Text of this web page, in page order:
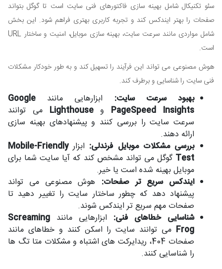
سئو تکنیکال شامل بهینه سازی فاکتورهای فنی سایت است تا گوگل بتواند
صفحات را بهتر ایندکس کند و تجربه کاربری بهتری فراهم شود. این بخش
شامل مواردی مانند سرعت سایت، بهینه سازی موبایل، امنیت و ساختار URL
است.
هوش مصنوعی می تواند این فرآیند را تسهیل کند و به طور خودکار مشکلات
فنی سایت را شناسایی و برطرف کند.
بهبود سرعت سایت: ابزارهایی مانند Google
PageSpeed Insights وLighthouse می توانند
سرعت سایت را بررسی کنند و پیشنهادهای بهینه سازی
ارائه دهند.
بررسی مشکلات موبایل فرندلی: ابزارMobile-Friendly
Test گوگل می تواند مشخص کند که آیا سایت شما برای
موبایل بهینه شده است یا خیر.
ایندکس سریع تر صفحات: هوش مصنوعی می تواند
پیشنهاد دهد که چطور ساختار سایت را تغییر دهید تا
صفحات مهم سریع تر ایندکس شوند.
شناسایی خطاهای فنی: ابزارهایی مانند Screaming
Frog می توانند سایت را اسکن کنند و خطاهای مانند
صفحات 404، ریدایرکت های اشتباه و مشکلات متا تگ ها
را شناسایی کنند.